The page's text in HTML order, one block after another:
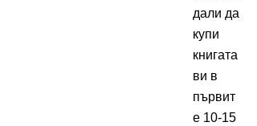
дали да
купи
книгата
ви в
първит
е 10-15